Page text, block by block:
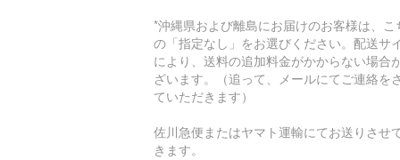
*沖縄県および離島にお届けのお客様は、こ
の「指定なし」をお選びください。配送サ
により、送料の追加料金がかからない場合
ざいます。（追って、メールにてご連絡を
ていただきます）
佐川急便またはヤマト運輸にてお送りさせ
きます。